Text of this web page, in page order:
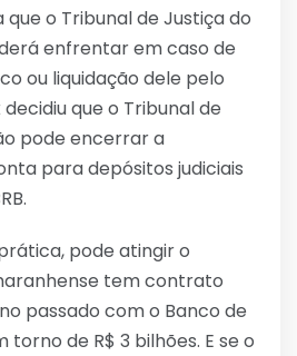
o Tribunal de Justiça do
enfrentar em caso de
ou liquidação dele pelo
que o Tribunal de
pode encerrar a
para depósitos judiciais
pode atingir o
tem contrato
passado com o Banco de
torno de R$ 3 bilhões. E se o